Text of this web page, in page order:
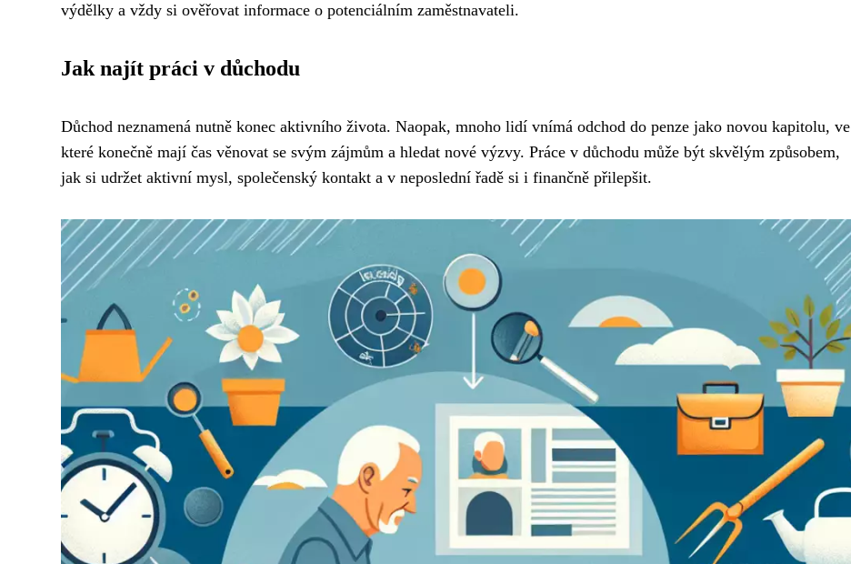
výdělky a vždy si ověřovat informace o potenciálním zaměstnavateli.
Jak najít práci v důchodu
Důchod neznamená nutně konec aktivního života. Naopak, mnoho lidí vnímá odchod do penze jako novou kapitolu, ve
které konečně mají čas věnovat se svým zájmům a hledat nové výzvy. Práce v důchodu může být skvělým způsobem,
jak si udržet aktivní mysl, společenský kontakt a v neposlední řadě si i finančně přilepšit.